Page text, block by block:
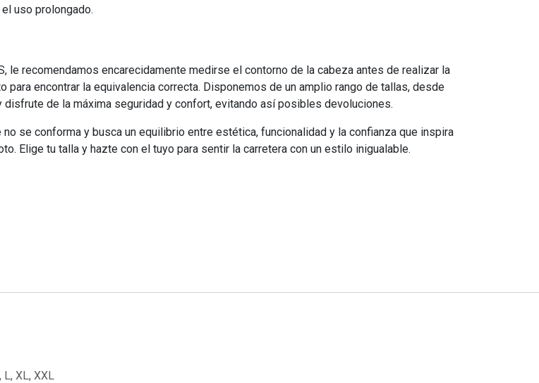
uso prolongado.
le recomendamos encarecidamente medirse el contorno de la cabeza antes de realizar la
encontrar la equivalencia correcta. Disponemos de un amplio rango de tallas, desde
disfrute de la máxima seguridad y confort, evitando así posibles devoluciones.
se conforma y busca un equilibrio entre estética, funcionalidad y la confianza que inspira
Elige tu talla y hazte con el tuyo para sentir la carretera con un estilo inigualable.
, L, XL, XXL